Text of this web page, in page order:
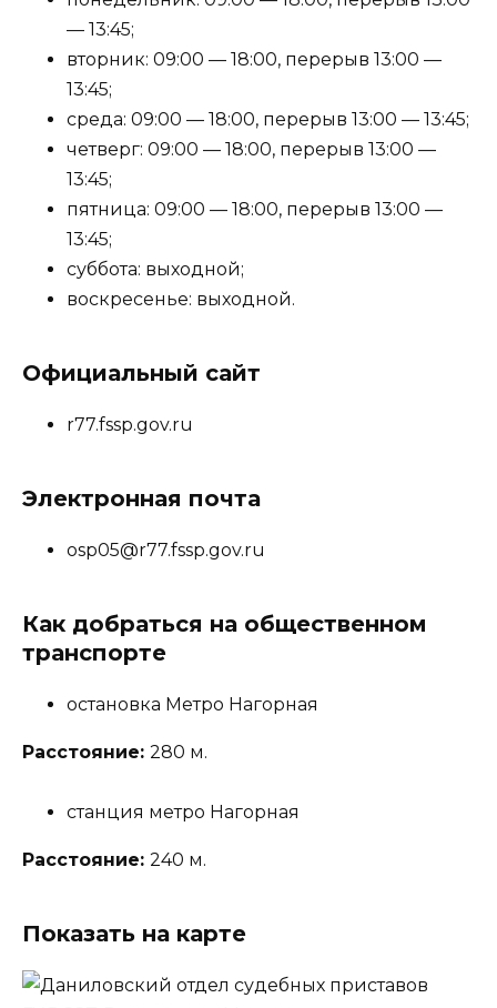
— 13:45;
вторник: 09:00 — 18:00, перерыв 13:00 —
13:45;
среда: 09:00 — 18:00, перерыв 13:00 — 13:45;
четверг: 09:00 — 18:00, перерыв 13:00 —
13:45;
пятница: 09:00 — 18:00, перерыв 13:00 —
13:45;
суббота: выходной;
воскресенье: выходной.
Официальный сайт
r77.fssp.gov.ru
Электронная почта
osp05@r77.fssp.gov.ru
Как добраться на общественном
транспорте
остановка Метро Нагорная
Расстояние: 280 м.
станция метро Нагорная
Расстояние: 240 м.
Показать на карте